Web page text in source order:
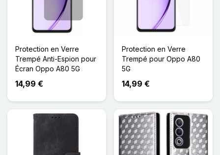
Protection en Verre
Trempé Anti-Espion pour
Écran Oppo A80 5G
14,99 €
Protection en Verre
Trempé pour Oppo A80
5G
14,99 €